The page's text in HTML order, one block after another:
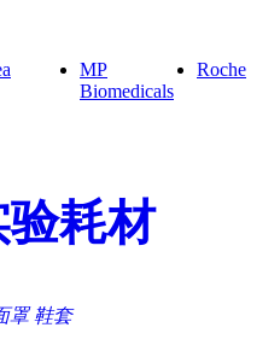
MP
Biomedicals
Roche
验耗材
罩 鞋套